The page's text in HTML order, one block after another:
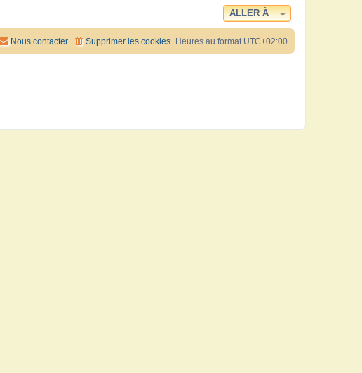
ALLER À
Heures au format UTC+02:00
Supprimer les cookies
Nous contacter